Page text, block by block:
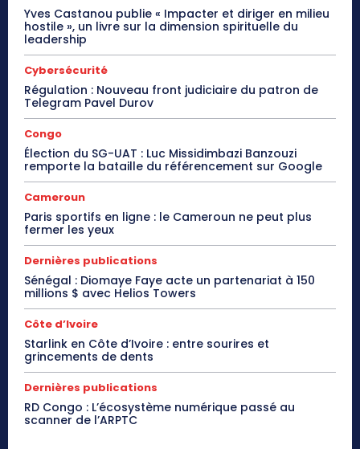
Yves Castanou publie « Impacter et diriger en milieu
hostile », un livre sur la dimension spirituelle du
leadership
Cybersécurité
Régulation : Nouveau front judiciaire du patron de
Telegram Pavel Durov
Congo
Élection du SG-UAT : Luc Missidimbazi Banzouzi
remporte la bataille du référencement sur Google
Cameroun
Paris sportifs en ligne : le Cameroun ne peut plus
fermer les yeux
Dernières publications
Sénégal : Diomaye Faye acte un partenariat à 150
millions $ avec Helios Towers
Côte d’Ivoire
Starlink en Côte d’Ivoire : entre sourires et
grincements de dents
Dernières publications
RD Congo : L’écosystème numérique passé au
scanner de l’ARPTC